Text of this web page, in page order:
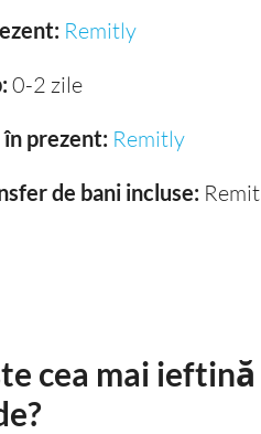
Remitly
0-2 zile
prezent: Remitly
de bani incluse:
cea mai